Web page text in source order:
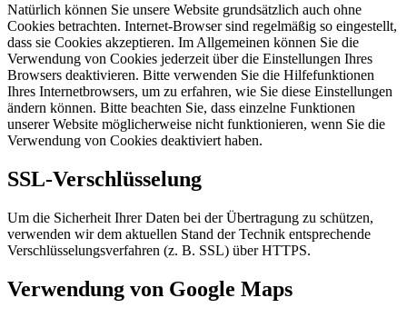
Natürlich können Sie unsere Website grundsätzlich auch ohne
Cookies betrachten. Internet-Browser sind regelmäßig so eingestellt,
dass sie Cookies akzeptieren. Im Allgemeinen können Sie die
Verwendung von Cookies jederzeit über die Einstellungen Ihres
Browsers deaktivieren. Bitte verwenden Sie die Hilfefunktionen
Ihres Internetbrowsers, um zu erfahren, wie Sie diese Einstellungen
ändern können. Bitte beachten Sie, dass einzelne Funktionen
unserer Website möglicherweise nicht funktionieren, wenn Sie die
Verwendung von Cookies deaktiviert haben.
SSL-Verschlüsselung
Um die Sicherheit Ihrer Daten bei der Übertragung zu schützen,
verwenden wir dem aktuellen Stand der Technik entsprechende
Verschlüsselungsverfahren (z. B. SSL) über HTTPS.
Verwendung von Google Maps